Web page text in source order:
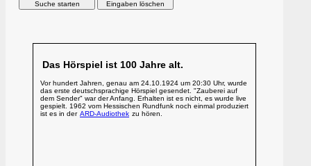
Das Hörspiel ist 100 Jahre alt.
Vor hundert Jahren, genau am 24.10.1924 um 20:30 Uhr, wurde
das erste deutschsprachige Hörspiel gesendet. "Zauberei auf
dem Sender" war der Anfang. Erhalten ist es nicht, es wurde live
gespielt. 1962 vom Hessischen Rundfunk noch einmal produziert
ist es in der ARD-Audiothek zu hören.